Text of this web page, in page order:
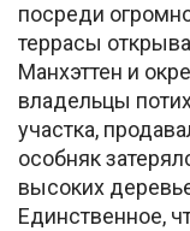
посреди
террасы
Манхэттен и
владельцы
участка,
особняк
высоких
Единственное,